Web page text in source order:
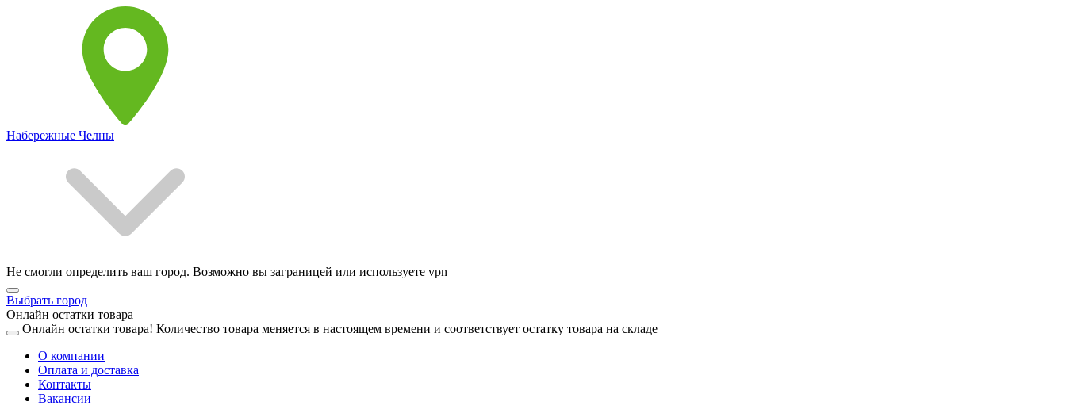
Набережные Челны
Не смогли определить ваш город. Возможно вы заграницей или используете vpn
Выбрать город
Онлайн остатки товара
Онлайн остатки товара! Количество товара меняется в настоящем времени и соответствует остатку товара на складе
О компании
Оплата и доставка
Контакты
Вакансии